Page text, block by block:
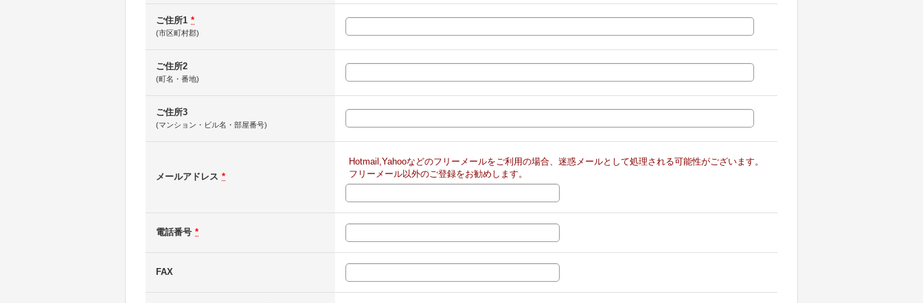
ご住所1 *
(市区町村郡)
ご住所2
(町名・番地)
ご住所3
(マンション・ビル名・部屋番号)
メールアドレス *
Hotmail,Yahooなどのフリーメールをご利用の場合、迷惑メールとして処理される可能性がございます。
フリーメール以外のご登録をお勧めします。
電話番号 *
FAX